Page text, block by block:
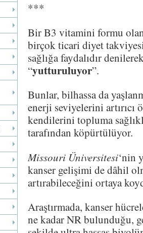
***
Bir B3 vitamini formu
birçok ticari diyet
sağlığa faydalıdır
“yutturuluyor”.
Bunlar, bilhassa da
enerji seviyelerini
kendilerini topluma
tarafından köpürtülüyor.
Missouri Üniversitesi‘nin
kanser gelişimi de dâhil
artırabileceğini ortaya
Araştırmada, kanser
ne kadar NR bulunduğu,